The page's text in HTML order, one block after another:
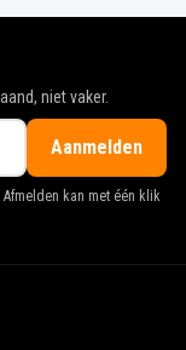
niet vaker.
Aanmelden
kan met één klik